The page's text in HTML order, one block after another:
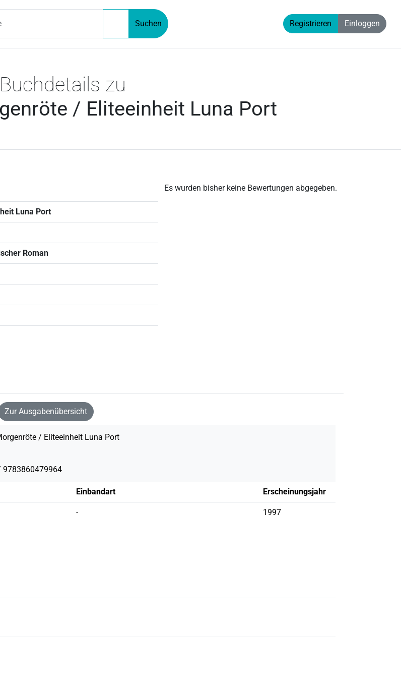
Suchen Registrieren Einloggen
Buchdetails zu
/ Eliteeinheit Luna Port
Luna Port
Roman
Es wurden bisher keine Bewertungen abgegeben.
Zur Ausgabenübersicht
/ Eliteeinheit Luna Port
Einbandart Erscheinungsjahr
- 1997